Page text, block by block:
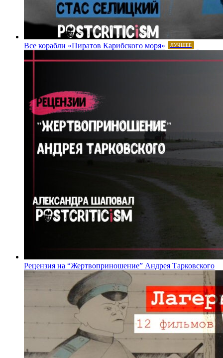
Все корабли «Пиратов Карибского моря» ЛУЧШЕЕ
Рецензия на “Жертвоприношение” Андрея Тарковского